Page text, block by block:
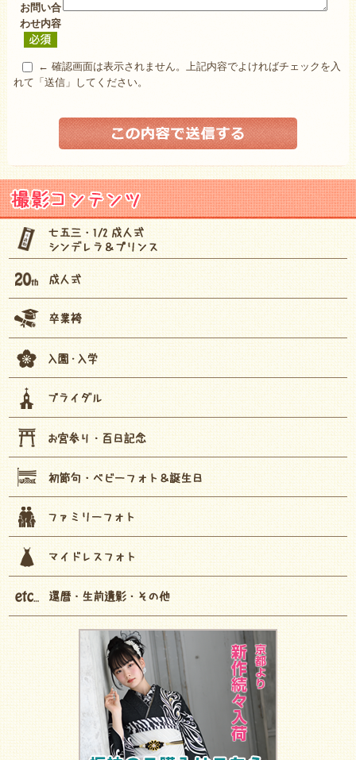
お問い合
わせ内容
← 確認画面は表示されません。上記内容でよければチェックを入
れて「送信」してください。